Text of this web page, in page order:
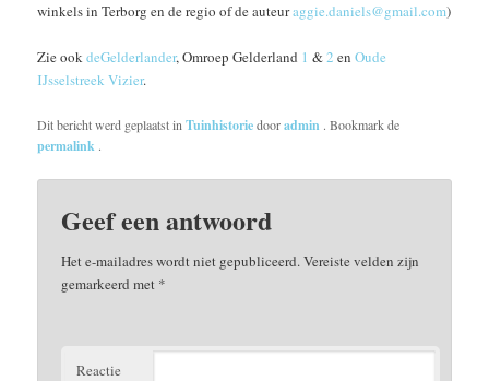
winkels in Terborg en de regio of de auteuraggie.daniels@gmail.com)
Zie ookdeGelderlander, Omroep Gelderland 1 &2 enOude
IJsselstreek Vizier.
Dit bericht werd geplaatst inTuinhistoriedooradmin . Bookmark de
permalink .
Geef een antwoord
Het e-mailadres wordt niet gepubliceerd. Vereiste velden zijn
gemarkeerd met *
Reactie